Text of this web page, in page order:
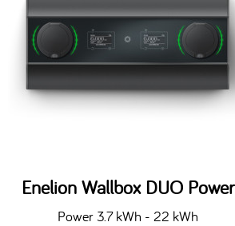
Enelion Wallbox DUO Power
Power 3.7 kWh - 22 kWh